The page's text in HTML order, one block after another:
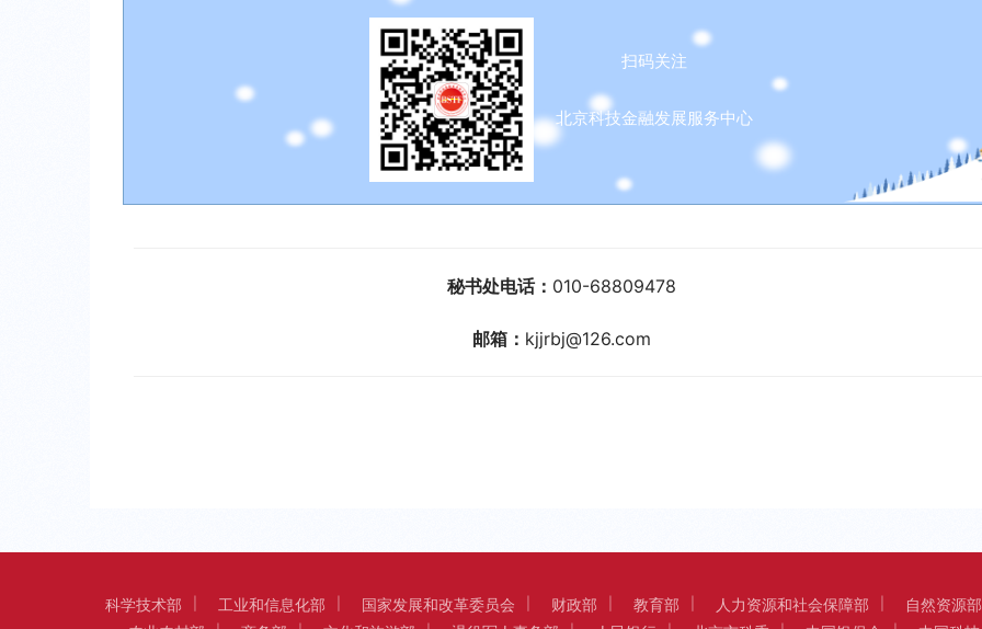
扫码关注
北京科技金融发展服务中心
秘书处电话： 010-68809478
邮箱： kjjrbj@126.com
科学技术部 工业和信息化部 国家发展和改革委员会 财政部 教育部 人力资源和社会保障部
自然资源部